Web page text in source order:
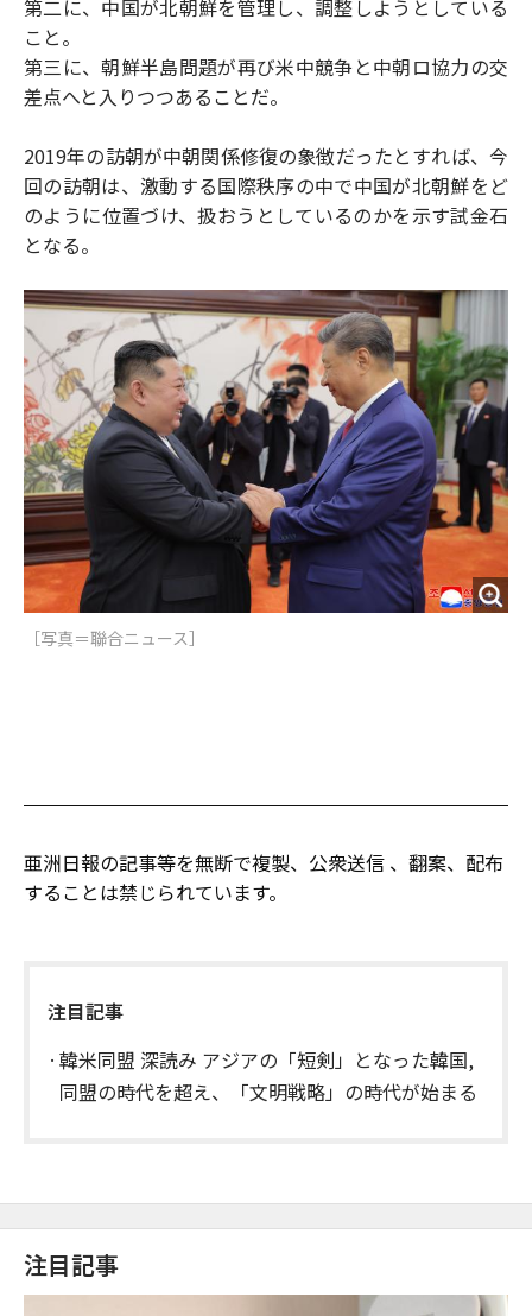
第二に、中国が北朝鮮を管理し、調整しようとしている
こと。
第三に、朝鮮半島問題が再び米中競争と中朝ロ協力の交
差点へと入りつつあることだ。
2019年の訪朝が中朝関係修復の象徴だったとすれば、今
回の訪朝は、激動する国際秩序の中で中国が北朝鮮をど
のように位置づけ、扱おうとしているのかを示す試金石
となる。
［写真＝聯合ニュース］
亜洲日報の記事等を無断で複製、公衆送信 、翻案、配布
することは禁じられています。
注目記事
韓米同盟 深読み アジアの「短剣」となった韓国,
同盟の時代を超え、「文明戦略」の時代が始まる
注目記事